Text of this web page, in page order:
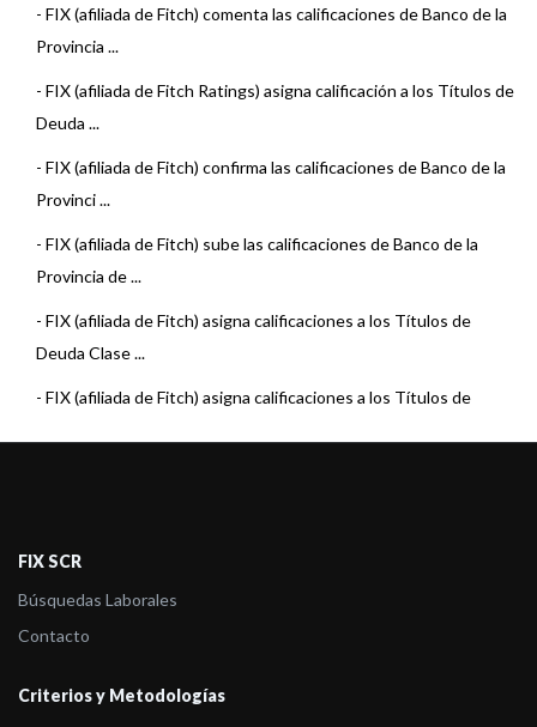
- FIX (afiliada de Fitch) comenta las calificaciones de Banco de la
Provincia ...
- FIX (afiliada de Fitch Ratings) asigna calificación a los Títulos de
Deuda ...
- FIX (afiliada de Fitch) confirma las calificaciones de Banco de la
Provinci ...
- FIX (afiliada de Fitch) sube las calificaciones de Banco de la
Provincia de ...
- FIX (afiliada de Fitch) asigna calificaciones a los Títulos de
Deuda Clase ...
- FIX (afiliada de Fitch) asigna calificaciones a los Títulos de
- FIX (afiliada de Fitch) asigna calificaciones a Banco de la
FIX (afiliada de Fitch Ratings) confirmó las calificaciones de
-FIX (afiliada de Fitch Ratings) confirma las Calificaciones de
FIX SCR
Búsquedas Laborales
Contacto
Criterios y Metodologías